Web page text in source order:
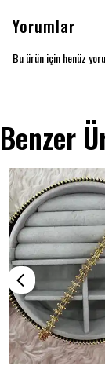
Yorumlar
Bu ürün için henüz
Benzer